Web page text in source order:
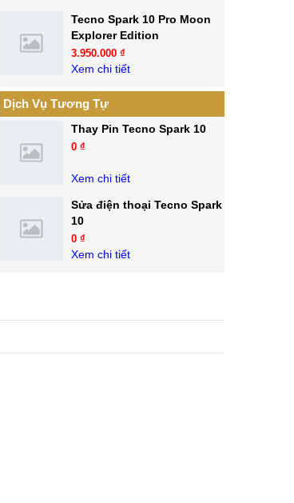
Tecno Spark 10 Pro Moon
Explorer Edition
3.950.000 ₫
Xem chi tiết
Dịch Vụ Tương Tự
Thay Pin Tecno Spark 10
0 ₫
Xem chi tiết
Sửa điện thoại Tecno Spark
10
0 ₫
Xem chi tiết